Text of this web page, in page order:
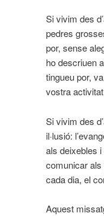
Si vivim des
pedres
por, sense
ho descriuen
tingueu por,
vostra
Si vivim des
il·lusió:
als deixebles
comunicar als
cada dia, el
Aquest